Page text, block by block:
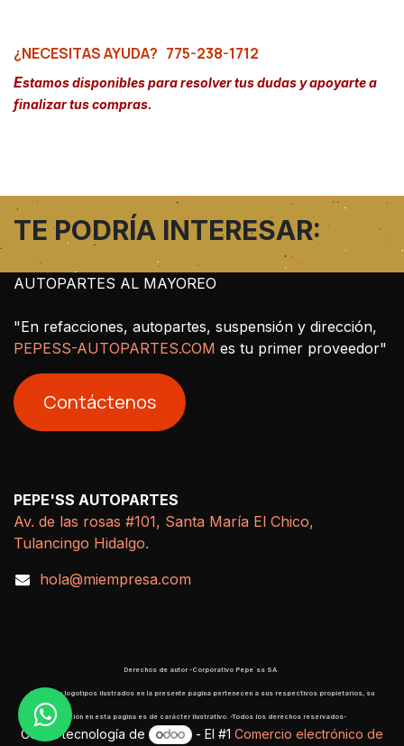
¿NECESITAS AYUDA? 775-238-1712
Estamos disponibles para resolver tus dudas y apoyarte a
finalizar tus compras.
TE PODRÍA INTERESAR:
AUTOPARTES AL MAYOREO
"En refacciones, autopartes, suspensión y dirección,
PEPESS-AUTOPARTES.COM es tu primer proveedor"
Contáctenos
PEPE'SS AUTOPARTES
Av. de las rosas #101, Santa María El Chico,
Tulancingo Hidalgo.
hola@miempresa.com
Derechos de autor -Corporativo Pepe´ss SA
​ Marcas y logotipos ilustrados en la presente pagina pertenecen a sus respectivos propietarios, su
aparición en esta pagina es de carácter ilustrativo. -Todos los derechos reservados-
Con la tecnología de - El #1Comercio electrónico de